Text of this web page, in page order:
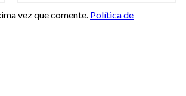
vez que comente. Política de